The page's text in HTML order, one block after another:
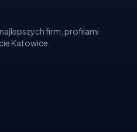
firm, profilami
Katowice.